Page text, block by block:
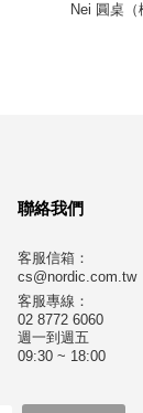
Nei 圓桌
聯絡我們
客服信箱：
cs@nordic.com.tw
客服專線：
02 8772 6060
週一到週五
09:30 ~ 18:00